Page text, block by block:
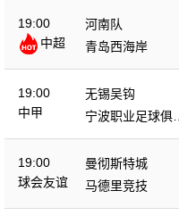
19:00
中超
河南队
青岛西海岸
19:00
中甲
无锡吴钩
宁波职业足球俱乐
部
19:00
球会友谊
曼彻斯特城
马德里竞技